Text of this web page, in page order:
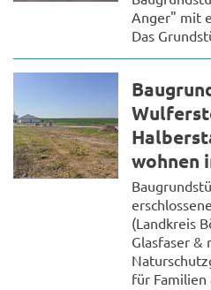
Anger" mit
Das
wohnen
(Landkreis
Glasfaser &
für Familien